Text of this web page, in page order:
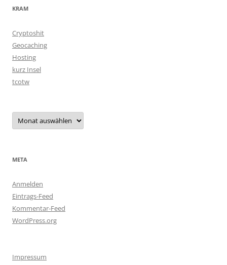
KRAM
Cryptoshit
Geocaching
Hosting
kurz Insel
tcotw
Archiv
META
Anmelden
Eintrags-Feed
Kommentar-Feed
WordPress.org
Impressum